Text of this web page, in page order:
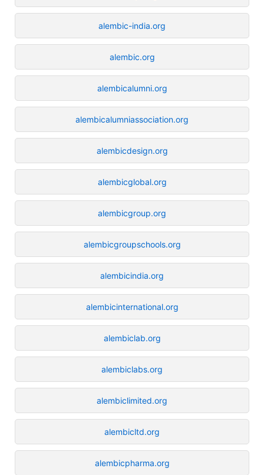
alembic-india.org
alembic.org
alembicalumni.org
alembicalumniassociation.org
alembicdesign.org
alembicglobal.org
alembicgroup.org
alembicgroupschools.org
alembicindia.org
alembicinternational.org
alembiclab.org
alembiclabs.org
alembiclimited.org
alembicltd.org
alembicpharma.org